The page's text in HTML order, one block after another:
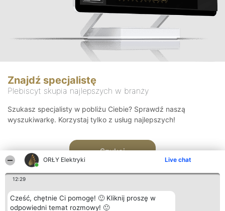
ORŁY Elektryki Live chat
12:29
Cześć, chętnie Ci pomogę! 🙂 Kliknij proszę w
odpowiedni temat rozmowy! 🙂
Znajdź specjalistę
Plebiscyt skupia najlepszych w branży
Szukasz specjalisty w pobliżu Ciebie? Sprawdź naszą
wyszukiwarkę. Korzystaj tylko z usług najlepszych!
Szukaj